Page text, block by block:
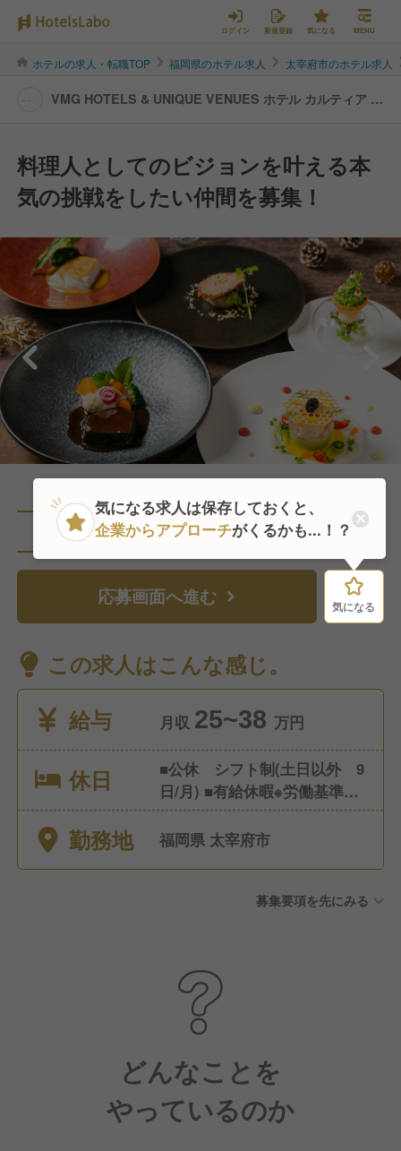
ログイン 新規登録 気になる MENU
ホテルの求人・転職TOP 福岡県のホテル求人 太宰府市のホテル求人
VMG HOTELS & UNIQUE VENUES ホテル カルティア 太
料理人としてのビジョンを叶える本
気の挑戦をしたい仲間を募集！
直近1人がこの求人を検討中
応募画面へ進む 気になる
この求人はこんな感じ。
給与
月収 25~38 万円
休日
■公休 シフト制(土日以外 9
日/月) ■有給休暇※労働基準法
に準ずる ■慶弔休暇
勤務地 福岡県 太宰府市
募集要項を先にみる
どんなことを
やっているのか
気になる
気になる求人は保存しておくと、
企業からアプローチがくるかも...！？